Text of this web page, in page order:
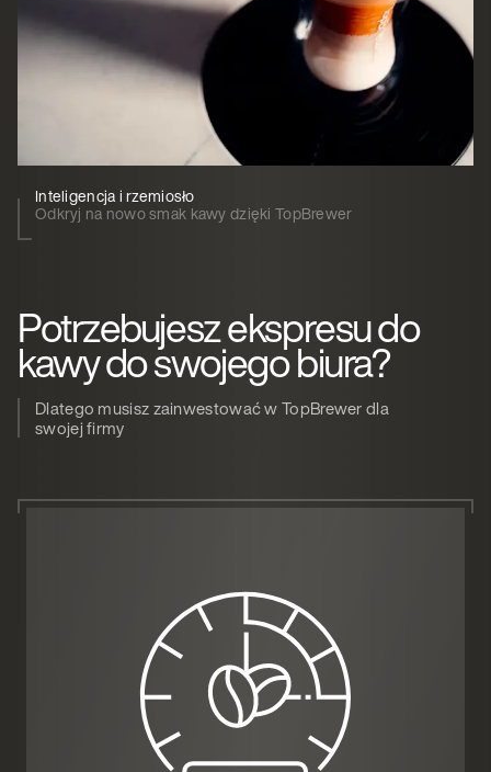
Inteligencja i rzemiosło
Odkryj na nowo smak kawy dzięki TopBrewer
Potrzebujesz ekspresu do
kawy do swojego biura?
Dlatego musisz zainwestować w TopBrewer dla
swojej firmy